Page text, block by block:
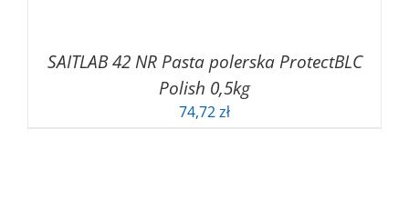
SAITLAB 42 NR Pasta polerska ProtectBLC
Polish 0,5kg
74,72zł